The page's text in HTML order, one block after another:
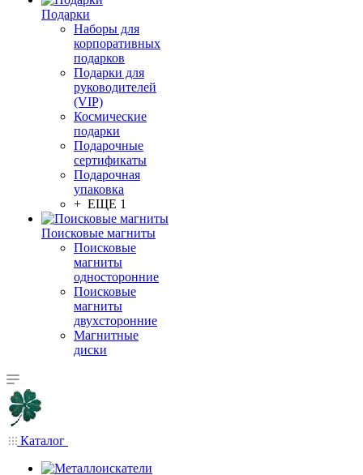
Подарки
Наборы для
корпоративных
подарков
Подарки для
руководителей
(VIP)
Космические
подарки
Подарочные
сертификаты
Подарочная
упаковка
+ ЕЩЕ 1
Поисковые магниты
Поисковые
магниты
односторонние
Поисковые
магниты
двухсторонние
Магнитные
диски
Каталог